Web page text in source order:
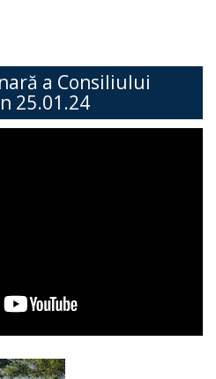
a Consiliului
25.01.24